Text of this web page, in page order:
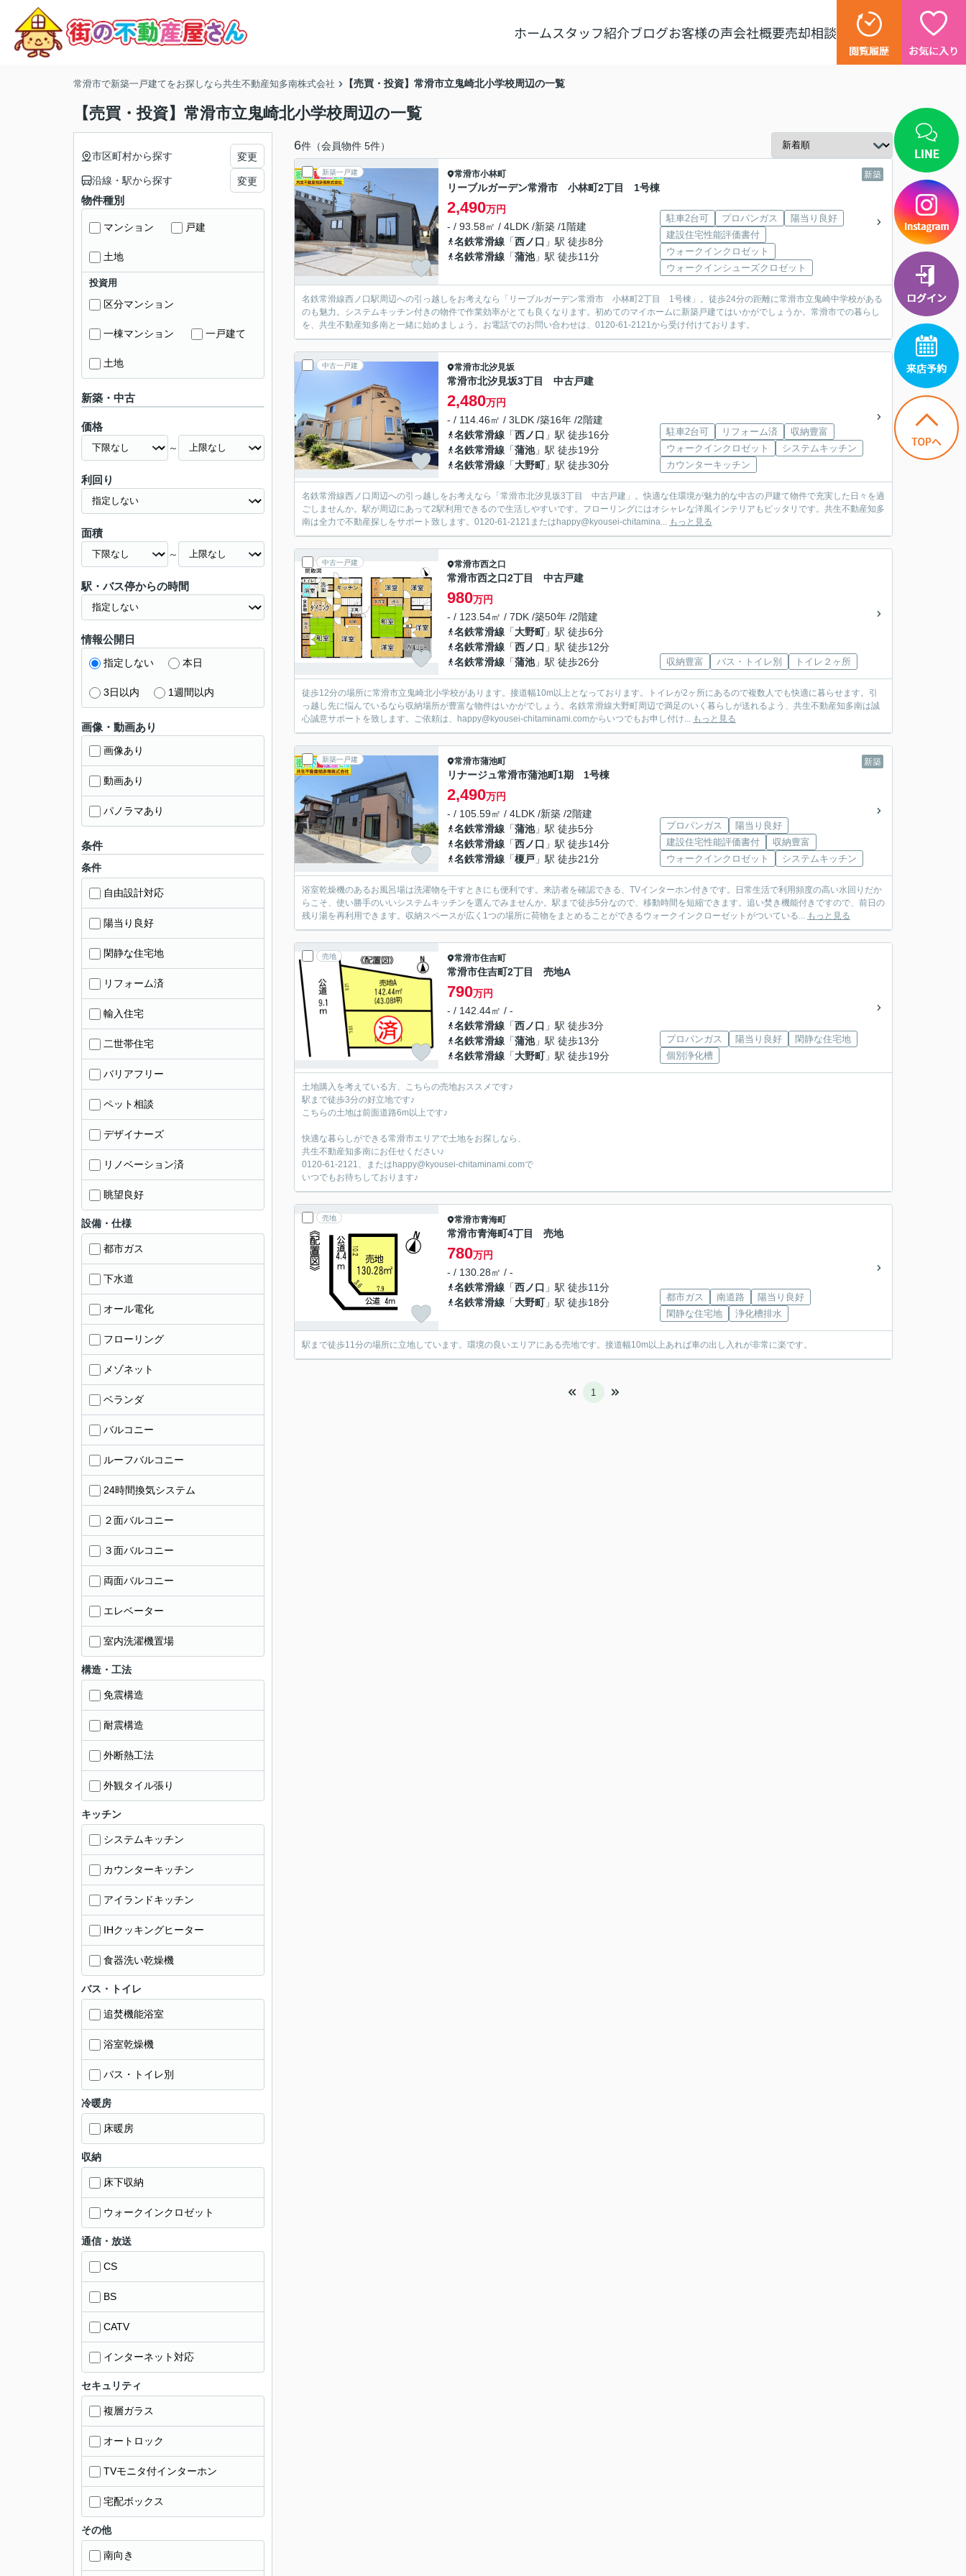
ホームスタッフ紹介ブログお客様の声会社概要売却相談
常滑市で新築一戸建てをお探しなら共生不動産知多南株式会社 【売買・投資】常滑市立鬼崎北小学校周辺の一覧
【売買・投資】常滑市立鬼崎北小学校周辺の一覧
6件（会員物件 5件）
新築一戸建 新築
常滑市小林町
リーブルガーデン常滑市 小林町2丁目 1号棟
2,490万円
- / 93.58㎡ / 4LDK /新築 /1階建
名鉄常滑線 「西ノ口 」駅 徒歩8分
名鉄常滑線 「蒲池」駅 徒歩11分
駐車2台可 プロパンガス
陽当り良好
建設住宅性能評価書付
ウォークインクロゼット
ウォークインシューズクロゼット
名鉄常滑線西ノ口駅周辺への引っ越しをお考えなら「リーブルガーデン常滑市 小林町2丁目 1号棟」。徒歩24分の距離に常滑市立鬼崎中学校がある
のも魅力。システムキッチン付きの物件で作業効率がとても良くなります。初めてのマイホームに新築戸建てはいかがでしょうか。常滑市での暮らし
を、共生不動産知多南と一緒に始めましょう。お電話でのお問い合わせは、0120-61-2121から受け付けております。
中古一戸建 常滑市北汐見坂
常滑市北汐見坂3丁目 中古戸建
2,480万円
- / 114.46㎡ / 3LDK /築16年 /2階建
名鉄常滑線 「西ノ口 」駅 徒歩16分
名鉄常滑線 「蒲池」駅 徒歩19分
名鉄常滑線 「大野町」駅 徒歩30分
駐車2台可 リフォーム済
収納豊富
ウォークインクロゼット
システムキッチン
カウンターキッチン
名鉄常滑線西ノ口周辺への引っ越しをお考えなら「常滑市北汐見坂3丁目 中古戸建」。快適な住環境が魅力的な中古の戸建て物件で充実した日々を過
ごしませんか。駅が周辺にあって2駅利用できるので生活しやすいです。フローリングにはオシャレな洋風インテリアもピッタリです。共生不動産知多
南は全力で不動産探しをサポート致します。0120-61-2121またはhappy@kyousei-chitamina... もっと見る
中古一戸建 常滑市西之口
常滑市西之口2丁目 中古戸建
980万円
- / 123.54㎡ / 7DK /築50年 /2階建
名鉄常滑線 「大野町」駅 徒歩6分
名鉄常滑線 「西ノ口 」駅 徒歩12分
名鉄常滑線 「蒲池」駅 徒歩26分 収納豊富 バス・トイレ別 トイレ２ヶ所
徒歩12分の場所に常滑市立鬼崎北小学校があります。接道幅10m以上となっております。トイレが2ヶ所にあるので複数人でも快適に暮らせます。引
っ越し先に悩んでいるなら収納場所が豊富な物件はいかがでしょう。名鉄常滑線大野町周辺で満足のいく暮らしが送れるよう、共生不動産知多南は誠
心誠意サポートを致します。ご依頼は、happy@kyousei-chitaminami.comからいつでもお申し付け... もっと見る
新築一戸建 新築
常滑市蒲池町
リナージュ常滑市蒲池町1期 1号棟
2,490万円
- / 105.59㎡ / 4LDK /新築 /2階建
名鉄常滑線 「蒲池」駅 徒歩5分
名鉄常滑線 「西ノ口 」駅 徒歩14分
名鉄常滑線 「榎戸 」駅 徒歩21分
プロパンガス
陽当り良好
建設住宅性能評価書付
収納豊富
ウォークインクロゼット
システムキッチン
浴室乾燥機のあるお風呂場は洗濯物を干すときにも便利です。来訪者を確認できる、TVインターホン付きです。日常生活で利用頻度の高い水回りだか
らこそ、使い勝手のいいシステムキッチンを選んでみませんか。駅まで徒歩5分なので、移動時間を短縮できます。追い焚き機能付きですので、前日の
残り湯を再利用できます。収納スペースが広く1つの場所に荷物をまとめることができるウォークインクローゼットがついている... もっと見る
売地 常滑市住吉町
常滑市住吉町2丁目 売地A
790万円
- / 142.44㎡ / -
名鉄常滑線 「西ノ口 」駅 徒歩3分
名鉄常滑線 「蒲池」駅 徒歩13分
名鉄常滑線 「大野町」駅 徒歩19分
プロパンガス 陽当り良好
閑静な住宅地
個別浄化槽
土地購入を考えている方、こちらの売地おススメです♪
駅まで徒歩3分の好立地です♪
こちらの土地は前面道路6m以上です♪
快適な暮らしができる常滑市エリアで土地をお探しなら、
共生不動産知多南にお任せください♪
0120-61-2121、またはhappy@kyousei-chitaminami.comで
いつでもお待ちしております♪
売地 常滑市青海町
常滑市青海町4丁目 売地
780万円
- / 130.28㎡ / -
名鉄常滑線 「西ノ口 」駅 徒歩11分
名鉄常滑線 「大野町」駅 徒歩18分 都市ガス 南道路
陽当り良好
閑静な住宅地
浄化槽排水
駅まで徒歩11分の場所に立地しています。環境の良いエリアにある売地です。接道幅10m以上あれば車の出し入れが非常に楽です。
1
市区町村から探す 変更
沿線・駅から探す 変更
物件種別
マンション 戸建
土地
投資用
区分マンション
一棟マンション 一戸建て
土地
新築・中古
価格
～
利回り
面積
～
駅・バス停からの時間
情報公開日
指定しない 本日
3日以内 1週間以内
画像・動画あり
画像あり
動画あり
パノラマあり
条件
条件
自由設計対応
陽当り良好
閑静な住宅地
リフォーム済
輸入住宅
二世帯住宅
バリアフリー
ペット相談
デザイナーズ
リノベーション済
眺望良好
設備・仕様
都市ガス
下水道
オール電化
フローリング
メゾネット
ベランダ
バルコニー
ルーフバルコニー
24時間換気システム
２面バルコニー
３面バルコニー
両面バルコニー
エレベーター
室内洗濯機置場
構造・工法
免震構造
耐震構造
外断熱工法
外観タイル張り
キッチン
システムキッチン
カウンターキッチン
アイランドキッチン
IHクッキングヒーター
食器洗い乾燥機
バス・トイレ
追焚機能浴室
浴室乾燥機
バス・トイレ別
冷暖房
床暖房
収納
床下収納
ウォークインクロゼット
通信・放送
CS
BS
CATV
インターネット対応
セキュリティ
複層ガラス
オートロック
TVモニタ付インターホン
宅配ボックス
その他
南向き